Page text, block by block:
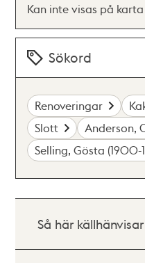
Kan inte visas på karta
Sökord
Renoveringar
Slott
Anderson,
Selling, Gösta (1900-
Så här